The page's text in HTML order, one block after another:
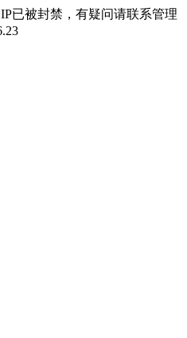
已被封禁，有疑问请联系管理